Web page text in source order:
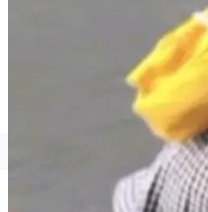
1，U1.5-Lite-Preview 在以下方向上
提升： 原生支持4K图像生成； 更精细
理、细节与真实世界质感； 更准确的
生成与复杂版式组织； 更稳定的图...
©OSCHINA(OSChina.NET)